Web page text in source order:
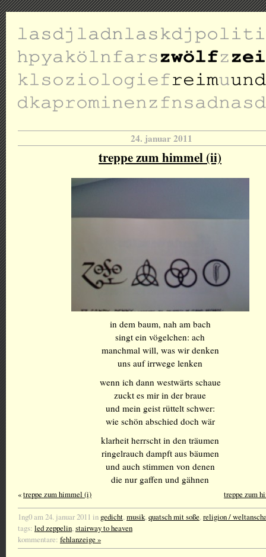
24. januar 2011
treppe zum himmel (ii)
in dem baum, nah am bach
singt ein vögelchen: ach
manchmal will, was wir denken
uns auf irrwege lenken
wenn ich dann westwärts schaue
zuckt es mir in der braue
und mein geist rüttelt schwer:
wie schön abschied doch wär
klarheit herrscht in den träumen
ringelrauch dampft aus bäumen
und auch stimmen von denen
die nur gaffen und gähnen
«treppe zum himmel (i) treppe zum
1ng0 am 24. januar 2011 in gedicht,musik,quatsch mit soße,religion /
tags: led zeppelin,stairway to heaven
kommentare: fehlanzeige »